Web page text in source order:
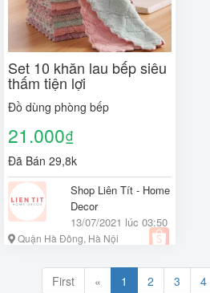
Set 10 khăn lau bếp siêu
thấm tiện lợi
Đồ dùng phòng bếp
21.000₫
Đã Bán 29,8k
Shop Liên Tít - Home
Decor
13/07/2021 lúc 03:50
Quận Hà Đông, Hà Nội
First « 1 2 3 4